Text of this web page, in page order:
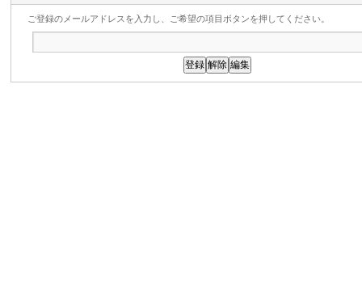
ご登録のメールアドレスを入力し、ご希望の項目ボタンを押してください。